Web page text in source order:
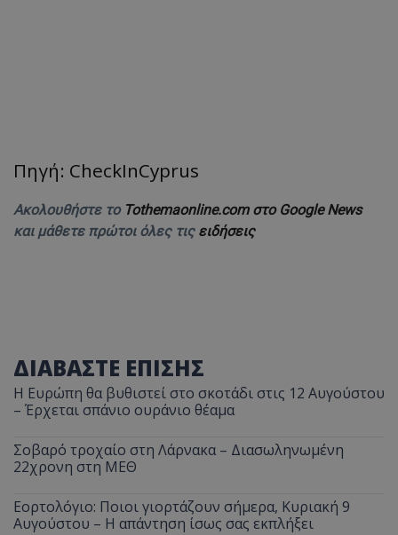
Πηγή: CheckInCyprus
Ακολουθήστε το Tothemaonline.com στο Google News
και μάθετε πρώτοι όλες τις ειδήσεις
ΔΙΑΒΑΣΤΕ ΕΠΙΣΗΣ
Η Ευρώπη θα βυθιστεί στο σκοτάδι στις 12 Αυγούστου
– Έρχεται σπάνιο ουράνιο θέαμα
Σοβαρό τροχαίο στη Λάρνακα – Διασωληνωμένη
22χρονη στη ΜΕΘ
Εορτολόγιο: Ποιοι γιορτάζουν σήμερα, Κυριακή 9
Αυγούστου – Η απάντηση ίσως σας εκπλήξει